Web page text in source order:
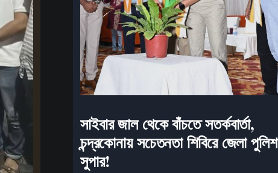
সাইবার জাল থেকে বাঁচতে সতর্কবার্তা,
চন্দ্রকোনায় সচেতনতা শিবিরে জেলা পুলিশ
সুপার!